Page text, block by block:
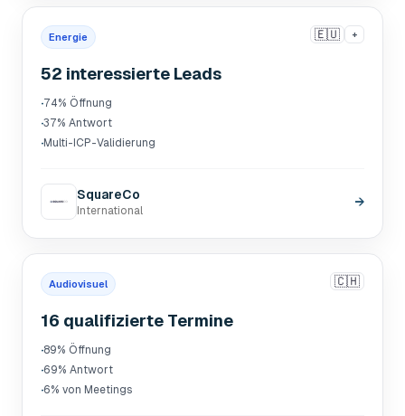
Energie 🇪🇺 +
52 interessierte Leads
·74% Öffnung
·37% Antwort
·Multi-ICP-Validierung
SquareCo
International
→
Audiovisuel 🇨🇭
16 qualifizierte Termine
·89% Öffnung
·69% Antwort
·6% von Meetings